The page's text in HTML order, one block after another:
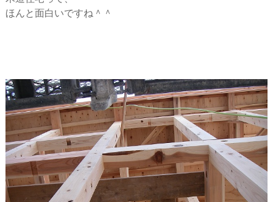
ほんと面白いですね＾＾